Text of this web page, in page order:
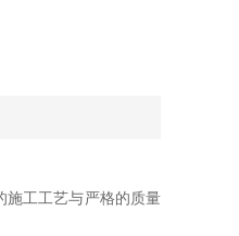
施工工艺与严格的质量